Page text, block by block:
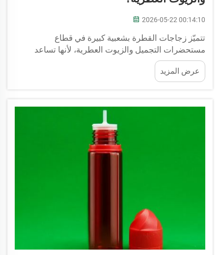
2026-05-22 00:14:10
تتميّز زجاجات القطرة بشعبية كبيرة في قطاع
مستحضرات التجميل والزيوت العطرية، لأنها تساعد
المستخدمين على استعمال منتجاتهم المفضلة بسهولة.
وتأتي هذه الزجاجات مزوَّدة بموزِّع صغير (قطرة) في
الغطاء، ما يسمح للمستعملين بالتحكم في كمية السائل
بالغةً بالنسبة لمصل الوجه، ...
عرض المزيد